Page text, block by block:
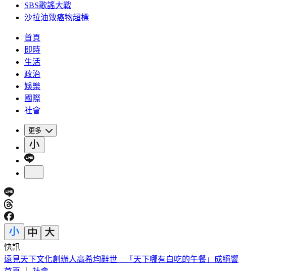
SBS歌謠大戰
沙拉油致癌物超標
首頁
即時
生活
政治
娛樂
國際
社會
更多
快訊
化妝師陳聆薇病逝！江蕙爆哭不敢到場：：早知道讓她多化一點